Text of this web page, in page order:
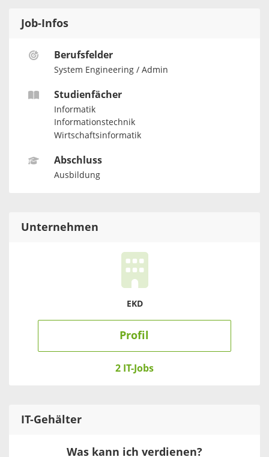
Job-Infos
Berufsfelder
System Engineering / Admin
Studienfächer
Informatik
Informationstechnik
Wirtschaftsinformatik
Abschluss
Ausbildung
Unternehmen
EKD
Profil
2 IT-Jobs
IT-Gehälter
Was kann ich verdienen?